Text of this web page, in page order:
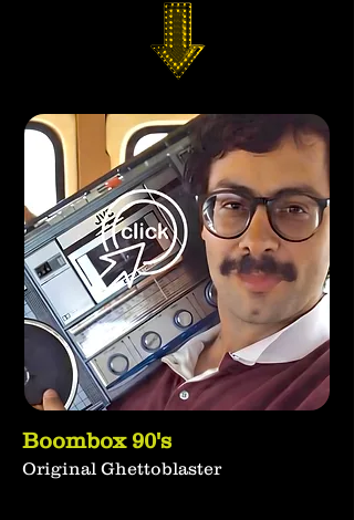
Boombox 90's
Original Ghettoblaster